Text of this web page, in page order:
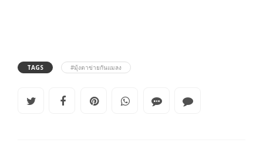
TAGS #มุ้งตาข่ายกันแมลง